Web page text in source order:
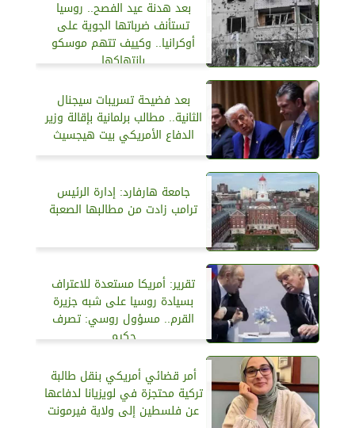
بعد هدنة عيد الفصح.. روسيا
تستأنف ضرباتها الجوية على
أوكرانيا.. وكييف تتهم موسكو
بانتهاكها
بعد فضيحة تسريبات سيجنال
الثانية.. مطالب برلمانية بإقالة وزير
الدفاع الأمريكي بيت هيجسيث
جامعة هارفارد: إدارة الرئيس
ترامب زادت من مطالبها الصعبة
تقرير: أمريكا مستعدة للاعتراف
بسيادة روسيا على شبه جزيرة
القرم.. مسؤول روسي: تصرف
حكيم
أمر قضائي أمريكي بنقل طالبة
تركية محتجزة في لويزيانا لدفاعها
عن فلسطين إلى ولاية فيرمونت